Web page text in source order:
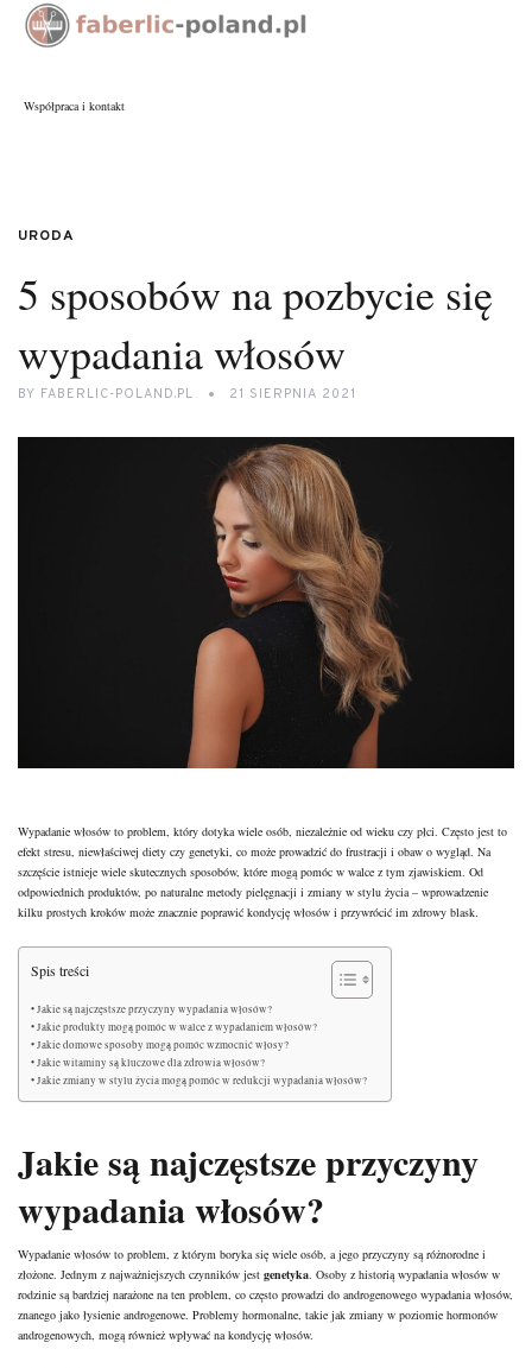
Współpraca i kontakt
URODA
5 sposobów na pozbycie się
wypadania włosów
BY FABERLIC-POLAND.PL 21 SIERPNIA 2021
Wypadanie włosów to problem, który dotyka wiele osób, niezależnie od wieku czy płci. Często jest to
efekt stresu, niewłaściwej diety czy genetyki, co może prowadzić do frustracji i obaw o wygląd. Na
szczęście istnieje wiele skutecznych sposobów, które mogą pomóc w walce z tym zjawiskiem. Od
odpowiednich produktów, po naturalne metody pielęgnacji i zmiany w stylu życia – wprowadzenie
kilku prostych kroków może znacznie poprawić kondycję włosów i przywrócić im zdrowy blask.
Spis treści
Jakie są najczęstsze przyczyny wypadania włosów?
Jakie produkty mogą pomóc w walce z wypadaniem włosów?
Jakie domowe sposoby mogą pomóc wzmocnić włosy?
Jakie witaminy są kluczowe dla zdrowia włosów?
Jakie zmiany w stylu życia mogą pomóc w redukcji wypadania włosów?
Jakie są najczęstszeprzyczyny
wypadania włosów?
Wypadanie włosów to problem, z którym boryka się wiele osób, a jego przyczyny są różnorodne i
złożone. Jednym z najważniejszych czynników jest genetyka . Osoby z historią wypadania włosów w
rodzinie są bardziej narażone na ten problem, co często prowadzi do androgenowego wypadania włosów,
znanego jako łysienie androgenowe. Problemy hormonalne, takie jak zmiany w poziomie hormonów
androgenowych, mogą również wpływać na kondycję włosów.